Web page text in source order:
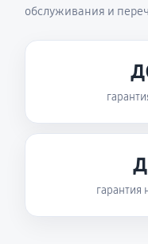
обслуживания и
гарантия